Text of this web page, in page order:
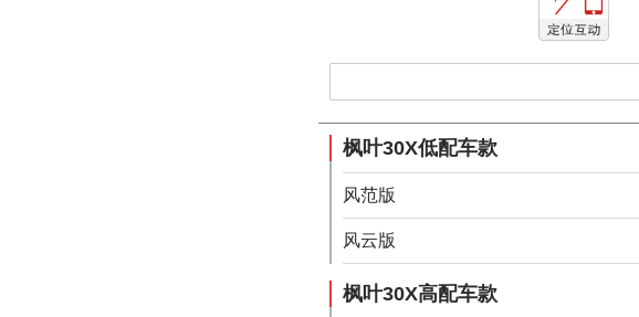
枫叶30X低配车款
风范版
风云版
枫叶30X高配车款